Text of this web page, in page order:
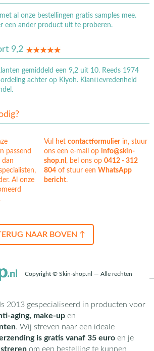
al onze bestellingen gratis samples mee.
een ander product uit te proberen.
9,2
gemiddeld een 9,2 uit 10. Reeds 1974
achter op Kiyoh. Klanttevredenheid
passend
dan
Al onze
Vul hetcontactformulierin, stuur
ons een e-mail opinfo@skin-
shop.nl , bel ons op0412 - 312
804 of stuur eenWhatsApp
bericht.
NAAR BOVEN ↑
Copyright © Skin-shop.nl — Alle rechten
2013 gespecialiseerd in producten voor
aging, make-upen
. Wij streven naar een ideale
is gratis vanaf 35 euroen je
om een bestelling te kunnen